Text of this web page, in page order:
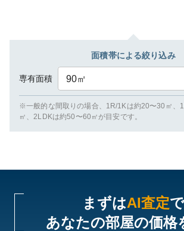
面積帯による絞り込み
専有面積 90㎡
※一般的な間取りの場合、1R/1Kは約20〜30㎡、
㎡、2LDKは約50〜60㎡が目安です。
まずはAI査定で
あなたの部屋の価格